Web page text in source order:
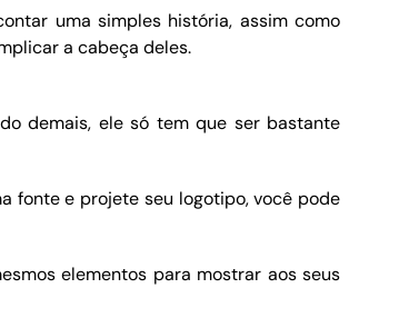
uma simples história, assim como
a cabeça deles.
demais, ele só tem que ser bastante
fonte e projete seu logotipo, você pode
elementos para mostrar aos seus